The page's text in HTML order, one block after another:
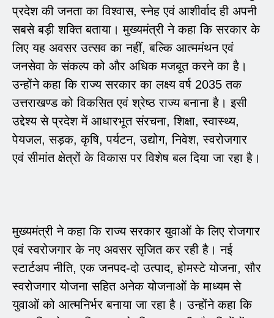
प्रदेश की जनता का विश्वास, स्नेह एवं आशीर्वाद ही अपनी
सबसे बड़ी शक्ति बताया। मुख्यमंत्री ने कहा कि सरकार के
लिए यह अवसर उत्सव का नहीं, बल्कि आत्ममंथन एवं
जनसेवा के संकल्प को और अधिक मजबूत करने का है।
उन्होंने कहा कि राज्य सरकार का लक्ष्य वर्ष 2035 तक
उत्तराखण्ड को विकसित एवं श्रेष्ठ राज्य बनाना है। इसी
उद्देश्य से प्रदेश में आधारभूत संरचना, शिक्षा, स्वास्थ्य,
पेयजल, सड़क, कृषि, पर्यटन, उद्योग, निवेश, स्वरोजगार
एवं सीमांत क्षेत्रों के विकास पर विशेष बल दिया जा रहा है।
मुख्यमंत्री ने कहा कि राज्य सरकार युवाओं के लिए रोजगार
एवं स्वरोजगार के नए अवसर सृजित कर रही है। नई
स्टार्टअप नीति, एक जनपद-दो उत्पाद, होमस्टे योजना, सौर
स्वरोजगार योजना सहित अनेक योजनाओं के माध्यम से
युवाओं को आत्मनिर्भर बनाया जा रहा है। उन्होंने कहा कि